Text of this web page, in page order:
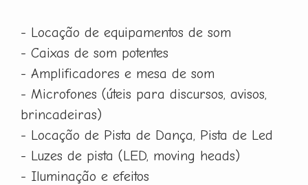
- Locação de equipamentos de som
- Caixas de som potentes
- Amplificadores e mesa de som
- Microfones (úteis para discursos, avisos,
brincadeiras)
- Locação de Pista de Dança, Pista de Led
- Luzes de pista (LED, moving heads)
- Iluminação e efeitos